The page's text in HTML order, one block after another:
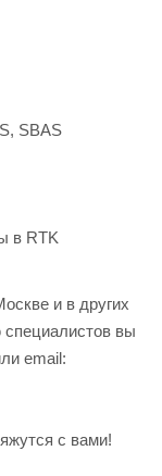
SBAS
в RTK
и в других
специалистов вы
email:
с вами!